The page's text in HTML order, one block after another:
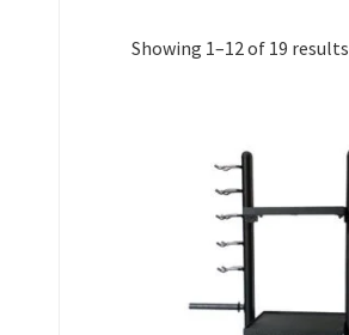
Showing 1–12 of 19 results